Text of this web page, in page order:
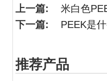
上一篇: 米白色
下一篇: PEEK是
推荐产品